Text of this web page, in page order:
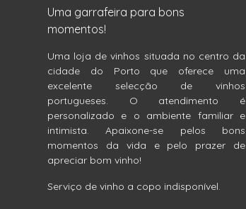
Uma garrafeira para bons
momentos!
Uma loja de vinhos situada no centro da
cidade do Porto que oferece uma
excelente selecção de vinhos
portugueses. O atendimento é
personalizado e o ambiente familiar e
intimista. Apaixone-se pelos bons
momentos da vida e pelo prazer de
apreciar bom vinho!
Serviço de vinho a copo indisponível.